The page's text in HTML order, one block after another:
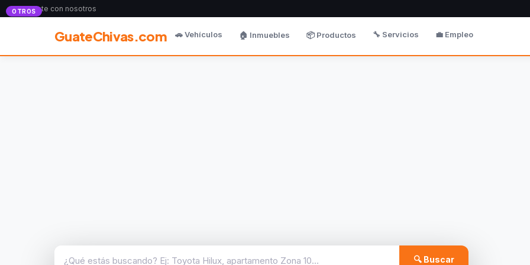
Anunciate con nosotros
GuateChivas.com 🚗 Vehículos 🏠 Inmuebles 📦 Productos 🔧 Servicios 💼 Empleo
🔍 Buscar
OTROS